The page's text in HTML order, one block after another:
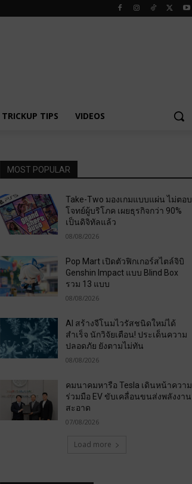
TRICKUP TIPS VIDEOS
MOST POPULAR
Take-Two มองเกมแบบแผ่น ไม่ตอบ
โจทย์ผู้บริโภค เผยธุรกิจกว่า 90%
เป็นดิจิทัลแล้ว
08/08/2026
Pop Mart เปิดตัวฟิกเกอร์สไตล์จิบิ
Genshin Impact แบบ Blind Box
รวม 13 แบบ
08/08/2026
AI สร้างจีโนมไวรัสชนิดใหม่ได้
สำเร็จ นักวิจัยเตือน! ประเด็นความ
ปลอดภัย ยังตามไม่ทัน
08/08/2026
คมนาคมหารือ Tesla เดินหน้าความ
ร่วมมือ EV ขับเคลื่อนขนส่งพลังงาน
สะอาด
07/08/2026
Load more